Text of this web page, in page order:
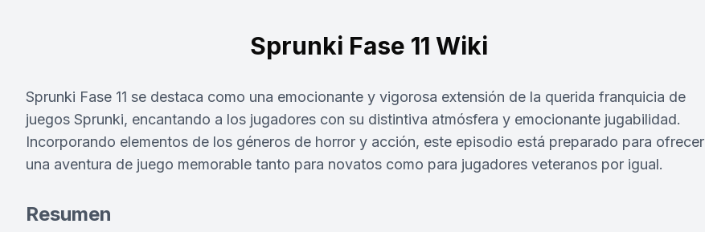
Sprunki Fase 11 Wiki
Sprunki Fase 11 se destaca como una emocionante y vigorosa extensión de la querida franquicia de
juegos Sprunki, encantando a los jugadores con su distintiva atmósfera y emocionante jugabilidad.
Incorporando elementos de los géneros de horror y acción, este episodio está preparado para ofrecer
una aventura de juego memorable tanto para novatos como para jugadores veteranos por igual.
Resumen